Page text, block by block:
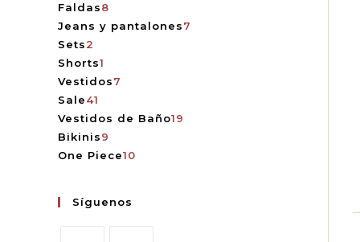
Faldas8
Jeans y pantalones7
Sets2
Shorts1
Vestidos7
Sale41
Vestidos de Baño19
Bikinis9
One Piece10
Síguenos